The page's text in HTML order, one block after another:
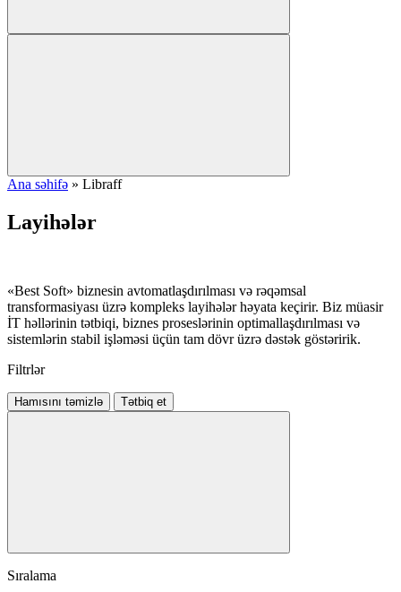
Ana səhifə » Libraff
Layihələr
«Best Soft» biznesin avtomatlaşdırılması və rəqəmsal
transformasiyası üzrə kompleks layihələr həyata keçirir. Biz müasir
İT həllərinin tətbiqi, biznes proseslərinin optimallaşdırılması və
sistemlərin stabil işləməsi üçün tam dövr üzrə dəstək göstəririk.
Filtrlər
Hamısını təmizlə Tətbiq et
Sıralama